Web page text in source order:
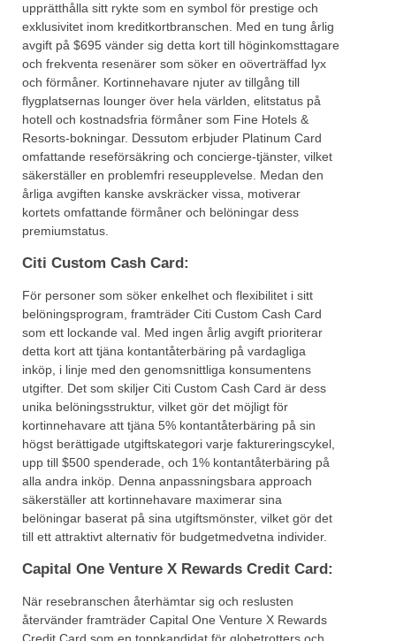
upprätthålla sitt rykte som en symbol för prestige och
exklusivitet inom kreditkortbranschen. Med en tung årlig
avgift på $695 vänder sig detta kort till höginkomsttagare
och frekventa resenärer som söker en oöverträffad lyx
och förmåner. Kortinnehavare njuter av tillgång till
flygplatsernas lounger över hela världen, elitstatus på
hotell och kostnadsfria förmåner som Fine Hotels &
Resorts-bokningar. Dessutom erbjuder Platinum Card
omfattande reseförsäkring och concierge-tjänster, vilket
säkerställer en problemfri reseupplevelse. Medan den
årliga avgiften kanske avskräcker vissa, motiverar
kortets omfattande förmåner och belöningar dess
premiumstatus.
Citi Custom Cash Card:
För personer som söker enkelhet och flexibilitet i sitt
belöningsprogram, framträder Citi Custom Cash Card
som ett lockande val. Med ingen årlig avgift prioriterar
detta kort att tjäna kontantåterbäring på vardagliga
inköp, i linje med den genomsnittliga konsumentens
utgifter. Det som skiljer Citi Custom Cash Card är dess
unika belöningsstruktur, vilket gör det möjligt för
kortinnehavare att tjäna 5% kontantåterbäring på sin
högst berättigade utgiftskategori varje faktureringscykel,
upp till $500 spenderade, och 1% kontantåterbäring på
alla andra inköp. Denna anpassningsbara approach
säkerställer att kortinnehavare maximerar sina
belöningar baserat på sina utgiftsmönster, vilket gör det
till ett attraktivt alternativ för budgetmedvetna individer.
Capital One Venture X Rewards Credit Card:
När resebranschen återhämtar sig och reslusten
återvänder framträder Capital One Venture X Rewards